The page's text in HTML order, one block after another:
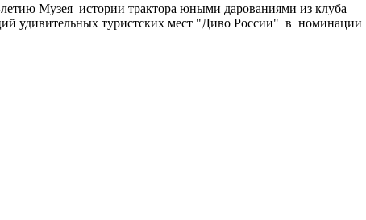
Музея истории трактора юными дарованиями из клуба
удивительных туристских мест "Диво России" в номинации